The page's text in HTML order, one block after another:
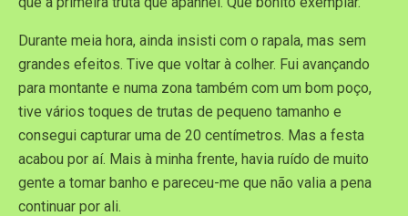
Durante meia hora, ainda insisti com o rapala, mas sem
grandes efeitos. Tive que voltar à colher. Fui avançando
para montante e numa zona também com um bom poço,
tive vários toques de trutas de pequeno tamanho e
consegui capturar uma de 20 centímetros. Mas a festa
acabou por aí. Mais à minha frente, havia ruído de muito
gente a tomar banho e pareceu-me que não valia a pena
continuar por ali.